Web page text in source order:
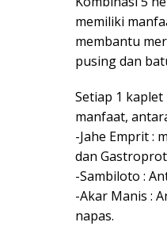
memiliki
membantu
pusing dan
Setiap 1
manfaat,
-Jahe Emprit :
dan
-Sambiloto :
-Akar Manis :
napas.